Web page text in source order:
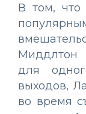
В том, что
Миддлтон
для
выходов,
во время